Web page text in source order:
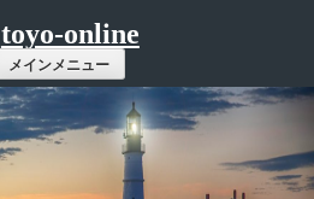
toyo-online
メインメニュー